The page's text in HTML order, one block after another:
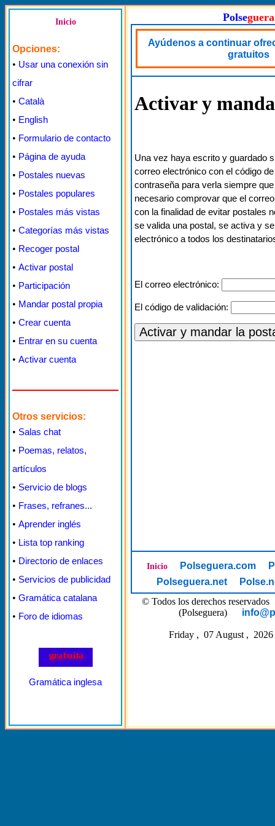
Inicio
Opciones:
• Usar una conexión sin
cifrar
• Català
• English
• Formulario de contacto
• Página de ayuda
• Postales nuevas
• Postales populares
• Postales más vistas
• Categorías más vistas
• Recoger postal
• Activar postal
• Participación
• Mandar postal propia
• Crear cuenta
• Entrar en su cuenta
• Activar cuenta
Otros servicios:
• Salas chat
• Poemas, relatos,
artículos
• Servicio de blogs
• Frases, refranes...
• Aprender inglés
• Lista top ranking
• Directorio de enlaces
• Servicios de publicidad
• Gramática catalana
• Foro de idiomas
Gramática inglesa
Polseguera
Ayúdenos a continuar
gratuitos
Activar y
Una vez haya escrito y guardado
correo electrónico con el código
contraseña para verla siempre
necesario comprovar que el
con la finalidad de evitar postales
se valida una postal, se activa y
electrónico a todos los
El correo electrónico:
El código de validación:
Inicio Polseguera.com
Polseguera.net
© Todos los derechos
(Polseguera)
Friday , 07 August ,